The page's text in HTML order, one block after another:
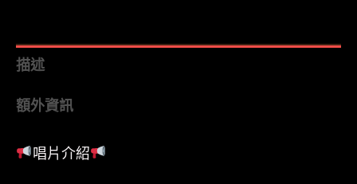
迷
之
Mazzy
描述
額外資訊
唱片介紹